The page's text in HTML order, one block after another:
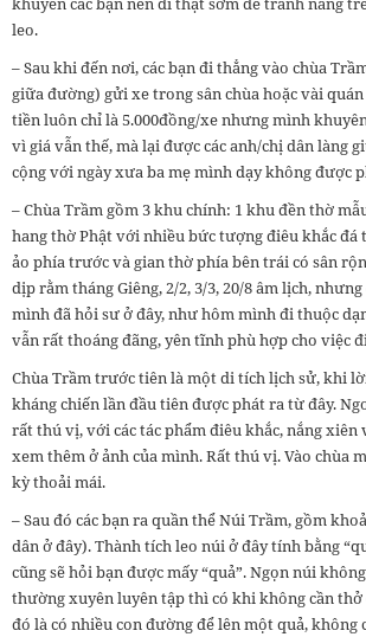
leo.
– Sau khi đến nơi, các bạn đi thẳng vào chùa
giữa đường) gửi xe trong sân chùa hoặc vài
tiền luôn chỉ là 5.000đồng/xe nhưng mình
vì giá vẫn thế, mà lại được các anh/chị dân làng
cộng với ngày xưa ba mẹ mình dạy không được
– Chùa Trầm gồm 3 khu chính: 1 khu đền thờ
hang thờ Phật với nhiều bức tượng điêu khắc đá
ảo phía trước và gian thờ phía bên trái có sân
dịp rằm tháng Giêng, 2/2, 3/3, 20/8 âm lịch,
mình đã hỏi sư ở đây, như hôm mình đi thuộc
vẫn rất thoáng đãng, yên tĩnh phù hợp cho việc
Chùa Trầm trước tiên là một di tích lịch sử, khi
kháng chiến lần đầu tiên được phát ra từ đây.
rất thú vị, với các tác phẩm điêu khắc, nắng xiên
xem thêm ở ảnh của mình. Rất thú vị. Vào chùa
kỳ thoải mái.
– Sau đó các bạn ra quần thể Núi Trầm, gồm
dân ở đây). Thành tích leo núi ở đây tính bằng
cũng sẽ hỏi bạn được mấy “quả”. Ngọn núi
thường xuyên luyên tập thì có khi không cần thở
đó là có nhiều con đường để lên một quả, không